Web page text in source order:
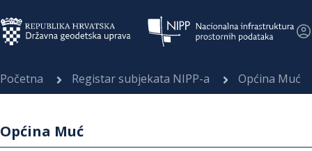
Početna Registar subjekata NIPP-a Općina Muć
Općina Muć